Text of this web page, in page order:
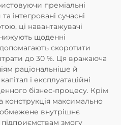
преміальні
інтегровані сучасні
ці навантажувачі
щоденні
скоротити
до 30 %. Ця вражаюча
раціональніше й
і експлуатаційні
бізнес-процесу. Крім
конструкція максимально
внутрішнє
змогу